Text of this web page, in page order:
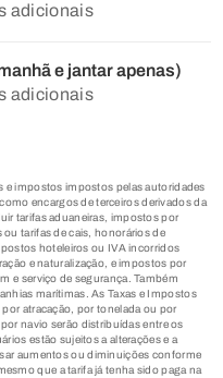
adicionais
e jantar apenas)
adicionais
e impostos impostos pelas autoridades
encargos de terceiros derivados da
tarifas aduaneiras, impostos por
tarifas de cais, honorários de
hoteleiros ou IVA incorridos
e naturalização, e impostos por
e serviço de segurança. Também
marítimas. As Taxas e Impostos
atracação, por tonelada ou por
navio serão distribuídas entre os
estão sujeitos a alterações e a
aumentos ou diminuições conforme
que a tarifa já tenha sido paga na